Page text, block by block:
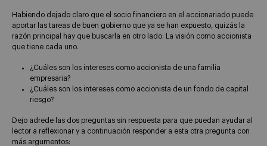
Habiendo dejado claro que el socio financiero en el accionariado puede
aportar las tareas de buen gobierno que ya se han expuesto, quizás la
razón principal hay que buscarla en otro lado: La visión como accionista
que tiene cada uno.
¿Cuáles son los intereses como accionista de una familia
empresaria?
¿Cuáles son los intereses como accionista de un fondo de capital
riesgo?
Dejo adrede las dos preguntas sin respuesta para que puedan ayudar al
lector a reflexionar y a continuación responder a esta otra pregunta con
más argumentos: